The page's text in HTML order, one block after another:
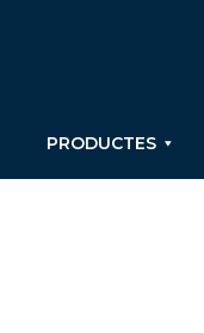
PRODUCTES